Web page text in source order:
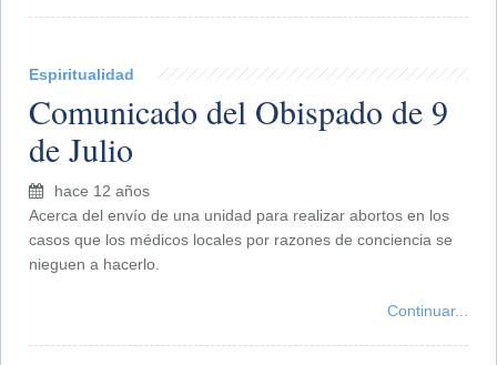
Espiritualidad
Comunicado del Obispado de 9
de Julio
hace 12 años
Acerca del envío de una unidad para realizar abortos en los
casos que los médicos locales por razones de conciencia se
nieguen a hacerlo.
Continuar...